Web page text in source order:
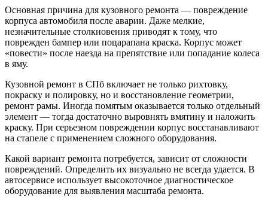
Основная причина для кузовного ремонта — повреждение
корпуса автомобиля после аварии. Даже мелкие,
незначительные столкновения приводят к тому, что
поврежден бампер или поцарапана краска. Корпус может
«повести» после наезда на препятствие или попадание колеса
в яму.
Кузовной ремонт в СПб включает не только рихтовку,
покраску и полировку, но и восстановление геометрии,
ремонт рамы. Иногда помятым оказывается только отдельный
элемент — тогда достаточно выровнять вмятину и наложить
краску. При серьезном повреждении корпус восстанавливают
на стапеле с применением сложного оборудования.
Какой вариант ремонта потребуется, зависит от сложности
повреждений. Определить их визуально не всегда удается. В
автосервисе использует высокоточное диагностическое
оборудование для выявления масштаба ремонта.